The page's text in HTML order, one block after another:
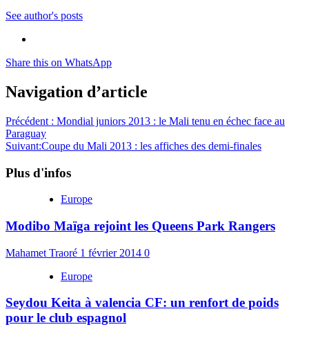
See author's posts
Share this on WhatsApp
Navigation d’article
Précédent : Mondial juniors 2013 : le Mali tenu en échec face au
Paraguay
Suivant:Coupe du Mali 2013 : les affiches des demi-finales
Plus d'infos
Europe
Modibo Maïga rejoint les Queens Park Rangers
Mahamet Traoré 1 février 2014 0
Europe
Seydou Keita à valencia CF: un renfort de poids
pour le club espagnol